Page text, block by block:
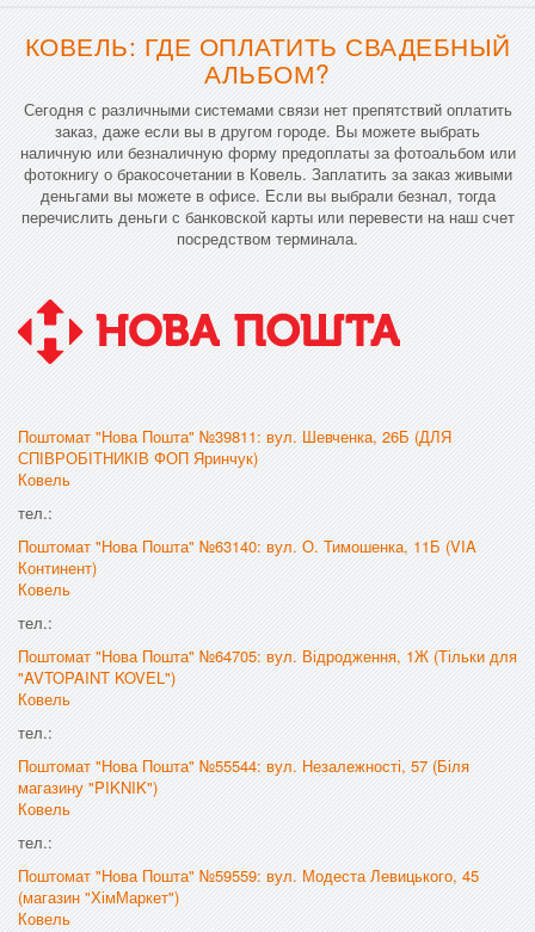
КОВЕЛЬ: ГДЕ ОПЛАТИТЬ СВАДЕБНЫЙ
АЛЬБОМ?
Сегодня с различными системами связи нет препятствий оплатить
заказ, даже если вы в другом городе. Вы можете выбрать
наличную или безналичную форму предоплаты за фотоальбом или
фотокнигу о бракосочетании в Ковель. Заплатить за заказ живыми
деньгами вы можете в офисе. Если вы выбрали безнал, тогда
перечислить деньги с банковской карты или перевести на наш счет
посредством терминала.
Поштомат "Нова Пошта" №39811: вул. Шевченка, 26Б (ДЛЯ
СПІВРОБІТНИКІВ ФОП Яринчук)
Ковель
тел.:
Поштомат "Нова Пошта" №63140: вул. О. Тимошенка, 11Б (VIA
Континент)
Ковель
тел.:
Поштомат "Нова Пошта" №64705: вул. Відродження, 1Ж (Тільки для
"AVTOPAINT KOVEL")
Ковель
тел.:
Поштомат "Нова Пошта" №55544: вул. Незалежності, 57 (Біля
магазину "PIKNIK")
Ковель
тел.:
Поштомат "Нова Пошта" №59559: вул. Модеста Левицького, 45
(магазин "ХімМаркет")
Ковель